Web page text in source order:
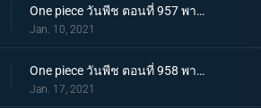
One piece วันพีช ตอนที่ 957 พากย์ไทย ข่าวใหญ่! เหตุการณ์ที่ส่งผลต่อ 7 เทพโจรสลัด!
Jan. 10, 2021
One piece วันพีช ตอนที่ 958 พากย์ไทย ตำนานการต่อสู้! การ์ปและโรเจอร์
Jan. 17, 2021